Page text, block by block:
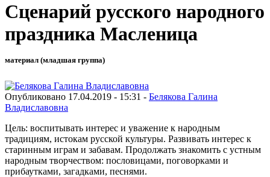
Сценарий русского народного
праздника Масленица
материал (младшая группа)
Опубликовано 17.04.2019 - 15:31 - Белякова Галина
Владиславовна
Цель: воспитывать интерес и уважение к народным
традициям, истокам русской культуры. Развивать интерес к
старинным играм и забавам. Продолжать знакомить с устным
народным творчеством: пословицами, поговорками и
прибаутками, загадками, песнями.